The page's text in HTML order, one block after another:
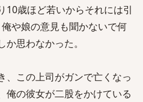
10歳ほど若いからそれには引
や娘の意見も聞かないで何
思わなかった。
、この上司がガンで亡くなっ
俺の彼女が二股をかけている